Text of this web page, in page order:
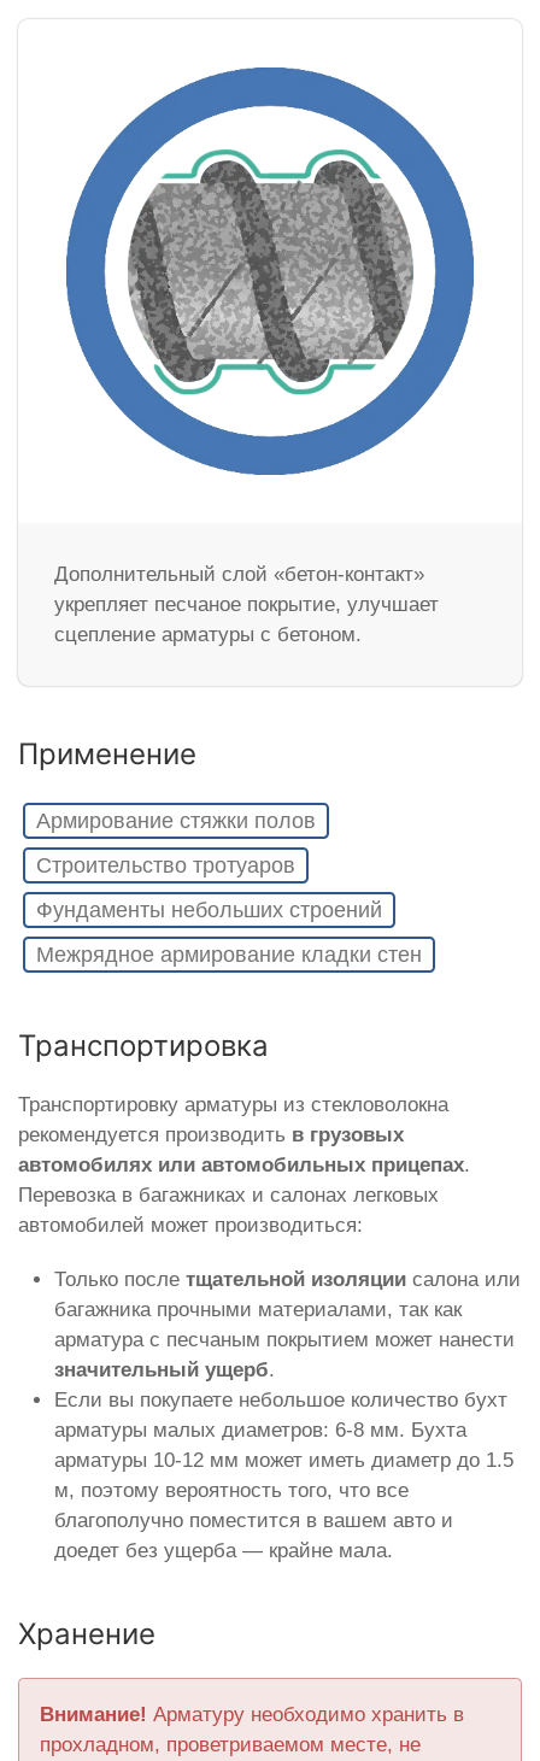
Дополнительный слой «бетон-контакт»
укрепляет песчаное покрытие, улучшает
сцепление арматуры с бетоном.
Применение
Армирование стяжки полов
Строительство тротуаров
Фундаменты небольших строений
Межрядное армирование кладки стен
Транспортировка
Транспортировку арматуры из стекловолокна
рекомендуется производить в грузовых
автомобилях или автомобильных прицепах.
Перевозка в багажниках и салонах легковых
автомобилей может производиться:
Только после тщательной изоляции салона или
багажника прочными материалами, так как
арматура с песчаным покрытием может нанести
значительный ущерб.
Если вы покупаете небольшое количество бухт
арматуры малых диаметров: 6-8 мм. Бухта
арматуры 10-12 мм может иметь диаметр до 1.5
м, поэтому вероятность того, что все
благополучно поместится в вашем авто и
доедет без ущерба — крайне мала.
Хранение
Внимание! Арматуру необходимо хранить в
прохладном, проветриваемом месте, не